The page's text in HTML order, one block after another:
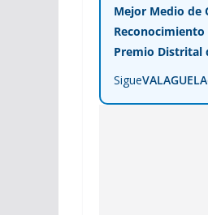
Mejor Medio de
Reconocimiento
Premio Distrital
SigueVALAGUELA